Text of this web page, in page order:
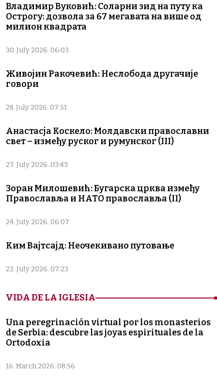
Владимир Вуковић: Соларни зид на путу ка
Острогу: дозвола за 67 мегавата на више од
милион квадрата
30. July 2026. 06:03
Живојин Ракочевић: Неслобода другачије
говори
28. July 2026. 07:51
Анастасја Коскело: Молдавски православни
свет – између руског и румунског (III)
27. July 2026. 03:43
Зоран Милошевић: Бугарска црква између
Православља и НАТО православља (II)
24. July 2026. 06:07
Ким Вајтсајд: Неочекивано путовање
22. July 2026. 07:23
VIDA DE LA IGLESIA
Una peregrinación virtual por los monasterios
de Serbia: descubre las joyas espirituales de la
Ortodoxia
16. March 2026. 08:56